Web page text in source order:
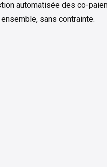
automatisée des co-
sans contrainte.